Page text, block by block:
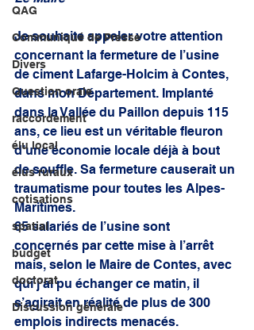
QAG
Communiqué de Presse
Divers
Question orale
raccordement
élu local
élus ruraux
cotisations
spatial
budget
doctorat
Discussion générale
Je souhaite appeler votre attention
concernant la fermeture de l’usine
de ciment Lafarge-Holcim à Contes,
dans mon Département. Implanté
dans la Vallée du Paillon depuis 115
ans, ce lieu est un véritable fleuron
d’une économie locale déjà à bout
de souffle. Sa fermeture causerait un
traumatisme pour toutes les Alpes-
Maritimes.
65 salariés de l’usine sont
concernés par cette mise à l’arrêt
mais, selon le Maire de Contes, avec
qui j’ai pu échanger ce matin, il
s’agirait en réalité de plus de 300
emplois indirects menacés.